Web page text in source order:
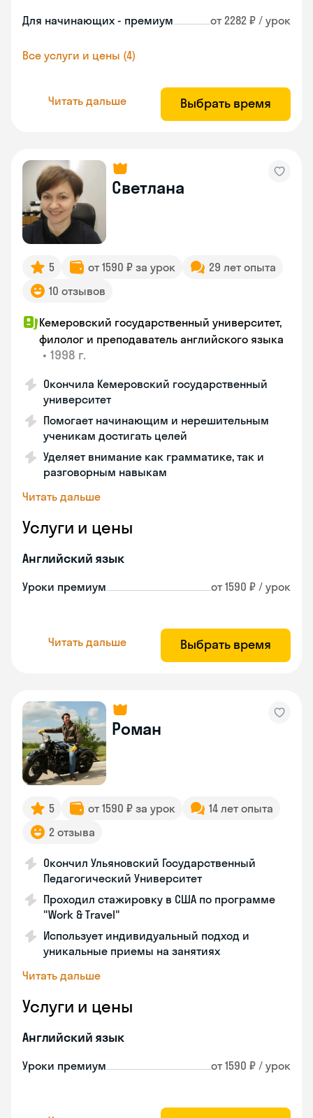
Для начинающих - премиум от 2282 ₽ / урок
Все услуги и цены (4)
Читать дальше Выбрать время
Светлана
5 от 1590 ₽ за урок
29 лет опыта
10 отзывов
Кемеровский государственный университет,
филолог и преподаватель английского языка
• 1998 г.
Окончила Кемеровский государственный
университет
Помогает начинающим и нерешительным
ученикам достигать целей
Уделяет внимание как грамматике, так и
разговорным навыкам
Читать дальше
Услуги и цены
Английский язык
Уроки премиум от 1590 ₽ / урок
Читать дальше Выбрать время
Роман
5 от 1590 ₽ за урок
14 лет опыта
2 отзыва
Окончил Ульяновский Государственный
Педагогический Университет
Проходил стажировку в США по программе
"Work & Travel"
Использует индивидуальный подход и
уникальные приемы на занятиях
Читать дальше
Услуги и цены
Английский язык
Уроки премиум от 1590 ₽ / урок